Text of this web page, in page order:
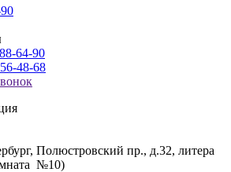
64-90
48-68
Полюстровский пр., д.32, литера
№10)